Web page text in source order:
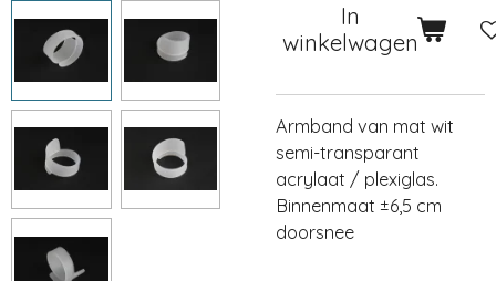
In
winkelwagen
Armband van mat wit
semi-transparant
acrylaat / plexiglas.
Binnenmaat ±6,5 cm
doorsnee